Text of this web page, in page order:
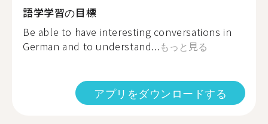
語学学習の目標
Be able to have interesting conversations in
German and to understand...もっと見る
アプリをダウンロードする